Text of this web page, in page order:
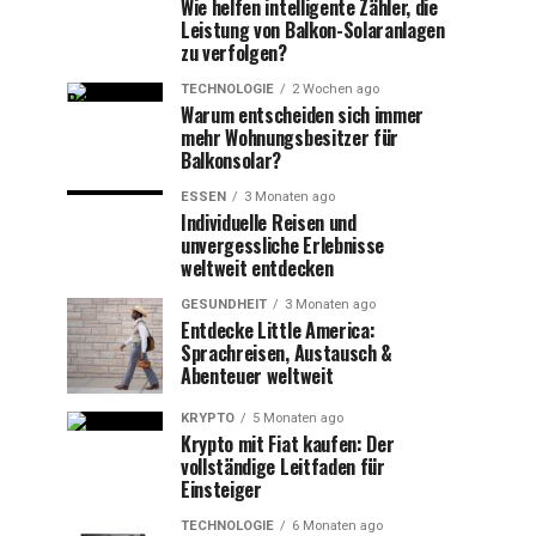
Wie helfen intelligente Zähler, die
Leistung von Balkon-Solaranlagen
zu verfolgen?
TECHNOLOGIE 2 Wochen ago
Warum entscheiden sich immer
mehr Wohnungsbesitzer für
Balkonsolar?
ESSEN 3 Monaten ago
Individuelle Reisen und
unvergessliche Erlebnisse
weltweit entdecken
GESUNDHEIT 3 Monaten ago
Entdecke Little America:
Sprachreisen, Austausch &
Abenteuer weltweit
KRYPTO 5 Monaten ago
Krypto mit Fiat kaufen: Der
vollständige Leitfaden für
Einsteiger
TECHNOLOGIE 6 Monaten ago